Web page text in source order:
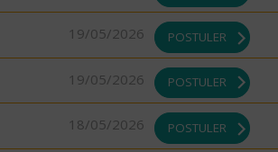
19/05/2026 POSTULER
19/05/2026 POSTULER
18/05/2026 POSTULER